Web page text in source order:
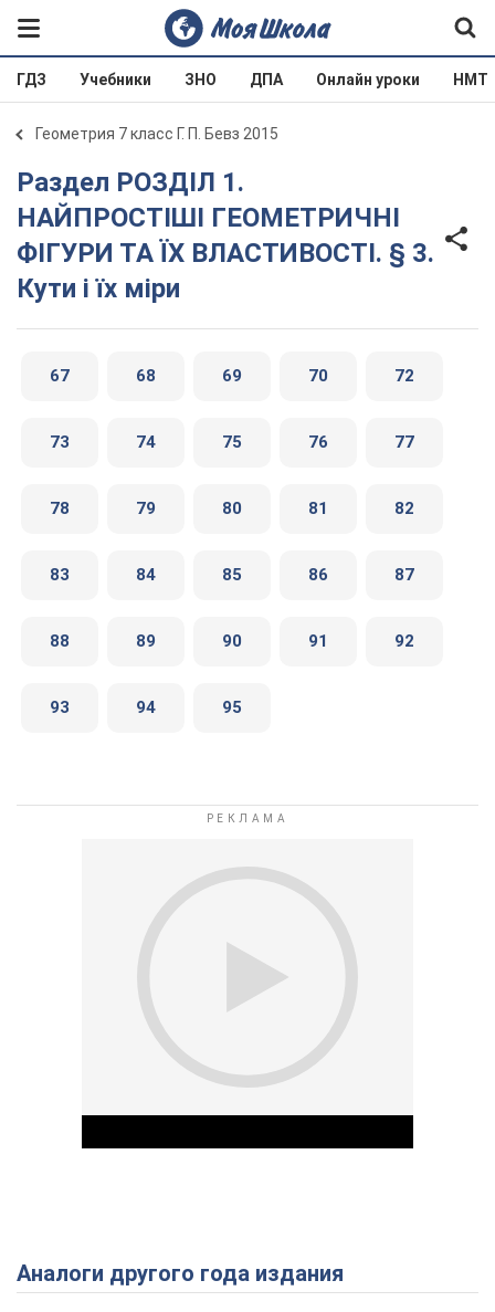
ГДЗ Учебники ЗНО ДПА Онлайн уроки НМТ
Геометрия 7 класс Г. П. Бевз 2015
Раздел РОЗДІЛ 1.
НАЙПРОСТІШІ ГЕОМЕТРИЧНІ
ФІГУРИ ТА ЇХ ВЛАСТИВОСТІ. § 3.
Кути і їх міри
67 68 69 70 72
73 74 75 76 77
78 79 80 81 82
83 84 85 86 87
88 89 90 91 92
93 94 95
Play Video
Аналоги другого года издания